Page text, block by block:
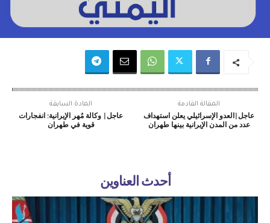
المادة السابقة
عاجل| وكالة مُهر الإيرانية: انفجارات
قوية في طهران
المقالة القادمة
عاجل|العدو الإسرائيلي يعلن استهداف
عدد من المدن الإيرانية بينها طهران
أحدث العناوين